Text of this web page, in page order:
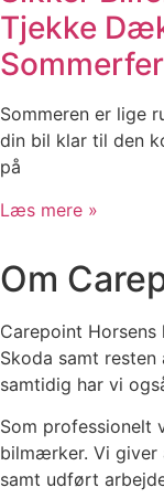
Tjekke
Sommeren er lige
din bil klar til den
på
Læs mere »
Om
Carepoint
Skoda samt
samtidig har vi
Som professionelt
bilmærker. Vi giver
samt udført